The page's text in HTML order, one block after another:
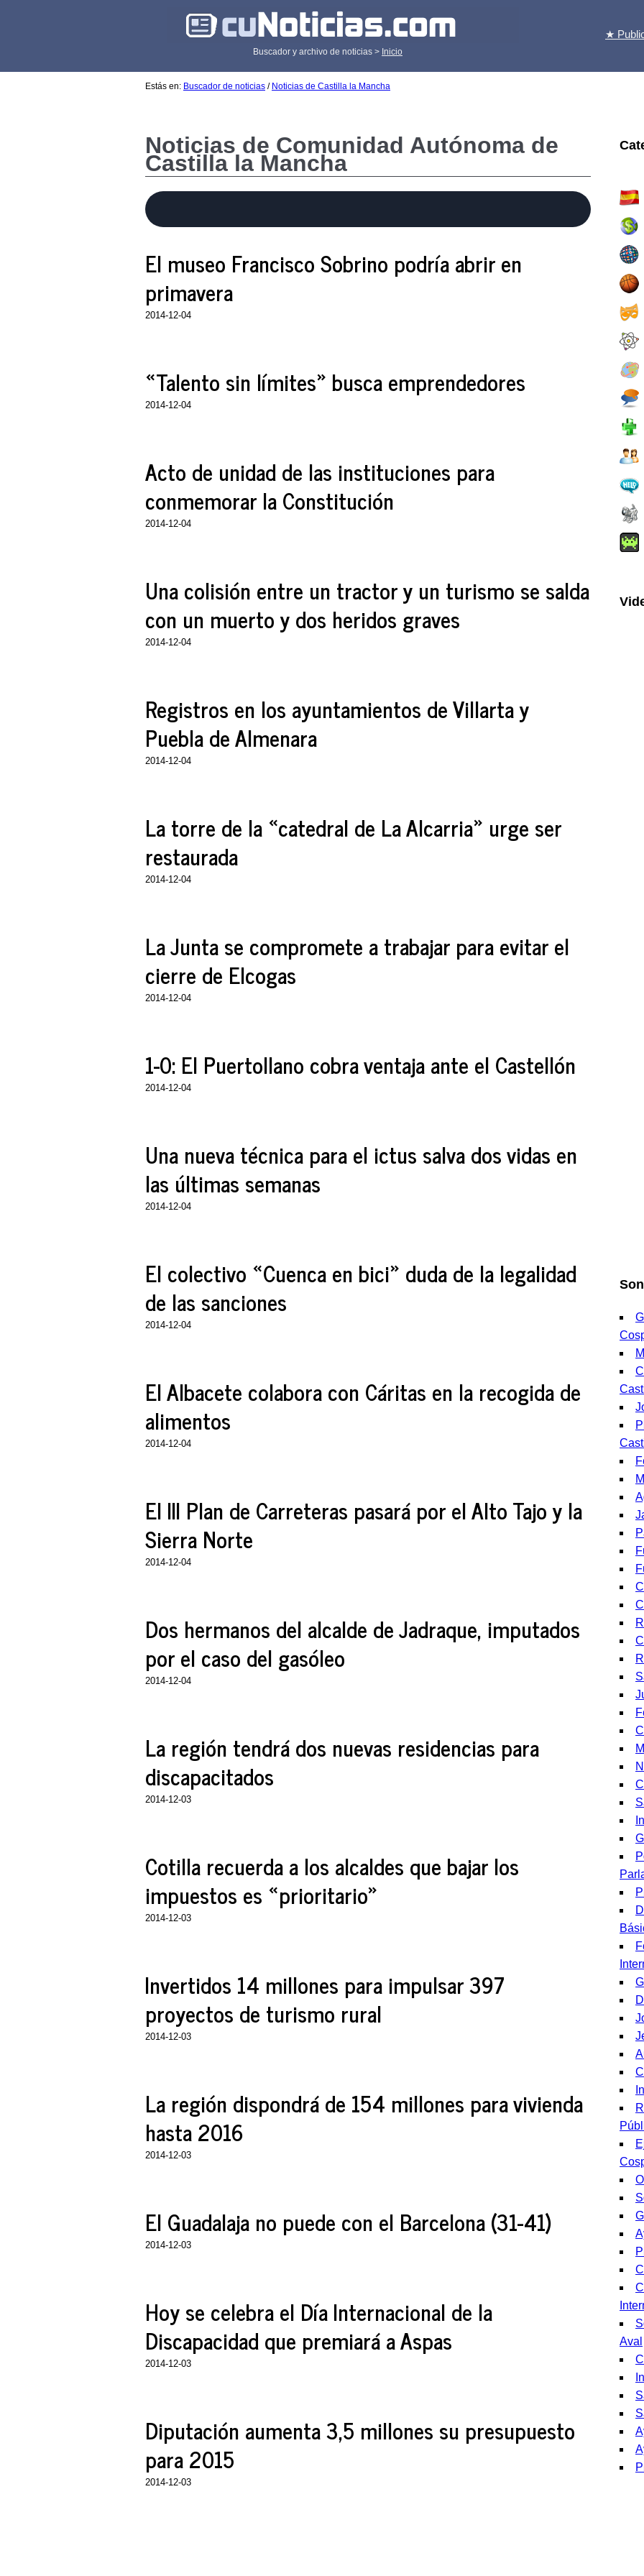
Buscador y archivo de noticias > Inicio
★
Estás en: Buscador de noticias / Noticias de Castilla la Mancha
Noticias de Comunidad Autónoma de
Castilla la Mancha
El museo Francisco Sobrino podría abrir en
primavera
2014-12-04
«Talento sin límites» busca emprendedores
2014-12-04
Acto de unidad de las instituciones para
conmemorar la Constitución
2014-12-04
Una colisión entre un tractor y un turismo se salda
con un muerto y dos heridos graves
2014-12-04
Registros en los ayuntamientos de Villarta y
Puebla de Almenara
2014-12-04
La torre de la «catedral de La Alcarria» urge ser
restaurada
2014-12-04
La Junta se compromete a trabajar para evitar el
cierre de Elcogas
2014-12-04
1-0: El Puertollano cobra ventaja ante el Castellón
2014-12-04
Una nueva técnica para el ictus salva dos vidas en
las últimas semanas
2014-12-04
El colectivo «Cuenca en bici» duda de la legalidad
de las sanciones
2014-12-04
El Albacete colabora con Cáritas en la recogida de
alimentos
2014-12-04
El III Plan de Carreteras pasará por el Alto Tajo y la
Sierra Norte
2014-12-04
Dos hermanos del alcalde de Jadraque, imputados
por el caso del gasóleo
2014-12-04
La región tendrá dos nuevas residencias para
discapacitados
2014-12-03
Cotilla recuerda a los alcaldes que bajar los
impuestos es «prioritario»
2014-12-03
Invertidos 14 millones para impulsar 397
proyectos de turismo rural
2014-12-03
La región dispondrá de 154 millones para vivienda
hasta 2016
2014-12-03
El Guadalaja no puede con el Barcelona (31-41)
2014-12-03
Hoy se celebra el Día Internacional de la
Discapacidad que premiará a Aspas
2014-12-03
Diputación aumenta 3,5 millones su presupuesto
para 2015
2014-12-03
Aval